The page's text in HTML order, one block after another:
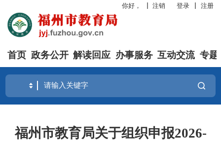
你好， 注销 登录 注册
首页 政务公开 解读回应 办事服务 互动交流 专题
福州市教育局关于组织申报2026-